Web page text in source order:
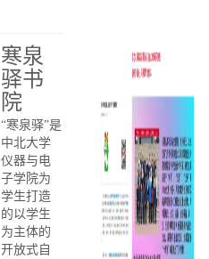
寒泉
驿书
院
“寒泉驿”是
中北大学
仪器与电
子学院为
学生打造
的以学生
为主体的
开放式自